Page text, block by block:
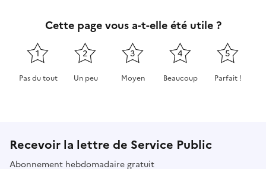
Cette page vous a-t-elle été utile ?
1
Pas du tout
2
Un peu
3
Moyen
4
Beaucoup
5
Parfait !
Recevoir la lettre de Service Public
Abonnement hebdomadaire gratuit